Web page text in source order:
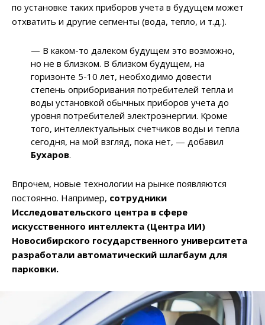
по установке таких приборов учета в будущем может
отхватить и другие сегменты (вода, тепло, и т.д.).
— В каком-то далеком будущем это возможно,
но не в близком. В близком будущем, на
горизонте 5-10 лет, необходимо довести
степень оприборивания потребителей тепла и
воды установкой обычных приборов учета до
уровня потребителей электроэнергии. Кроме
того, интеллектуальных счетчиков воды и тепла
сегодня, на мой взгляд, пока нет, — добавил
Бухаров.
Впрочем, новые технологии на рынке появляются
постоянно. Например, сотрудники
Исследовательского центра в сфере
искусственного интеллекта (Центра ИИ)
Новосибирского государственного университета
разработали автоматический шлагбаум для
парковки.